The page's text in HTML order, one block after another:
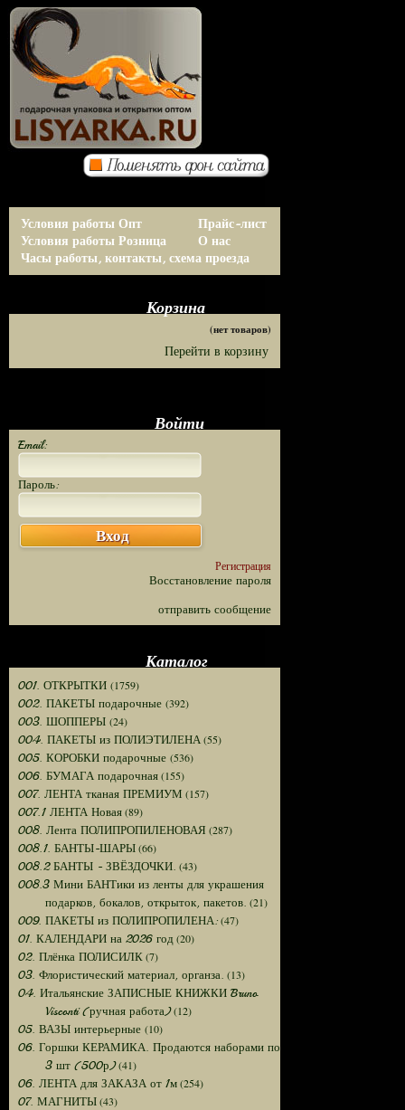
Условия работы Опт
Условия работы Розница
Прайс-лист
О нас
Часы работы, контакты, схема проезда
Корзина
(нет товаров)
Перейти в корзину
Войти
Email:
Пароль:
Вход
Регистрация
Восстановление пароля
отправить сообщение
Каталог
001. ОТКРЫТКИ (1759)
002. ПАКЕТЫ подарочные (392)
003. ШОППЕРЫ (24)
004. ПАКЕТЫ из ПОЛИЭТИЛЕНА(55)
005. КОРОБКИ подарочные (536)
006. БУМАГА подарочная(155)
007. ЛЕНТА тканая ПРЕМИУМ (157)
007.1 ЛЕНТА Новая(89)
008. Лента ПОЛИПРОПИЛЕНОВАЯ (287)
008.1. БАНТЫ-ШАРЫ(66)
008.2 БАНТЫ - ЗВЁЗДОЧКИ. (43)
008.3 Мини БАНТики из ленты для украшения
подарков, бокалов, открыток, пакетов. (21)
009. ПАКЕТЫ из ПОЛИПРОПИЛЕНА:(47)
01. КАЛЕНДАРИ на 2026 год (20)
02. Плёнка ПОЛИСИЛК(7)
03. Флористический материал, органза. (13)
04. Итальянские ЗАПИСНЫЕ КНИЖКИ Bruno
Visconti (ручная работа)(12)
05. ВАЗЫ интерьерные (10)
06. Горшки КЕРАМИКА. Продаются наборами по
3 шт (500р)(41)
06. ЛЕНТА для ЗАКАЗА от 1м(254)
07. МАГНИТЫ(43)